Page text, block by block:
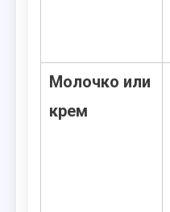
Молочко или
крем